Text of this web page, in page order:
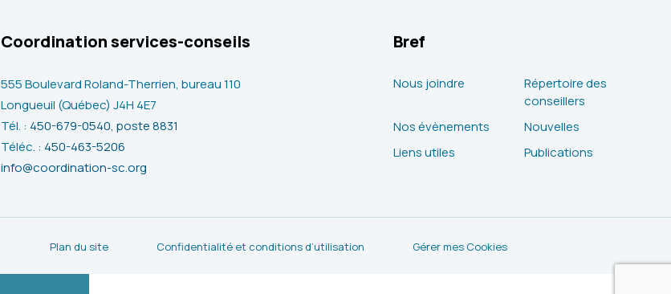
Coordination services-conseils
555 Boulevard Roland-Therrien, bureau 110
Longueuil (Québec) J4H 4E7
Tél. : 450-679-0540, poste 8831
Téléc. : 450-463-5206
info@coordination-sc.org
Bref
Nous joindre
Répertoire des
conseillers
Nos évènements
Nouvelles
Liens utiles
Publications
Plan du site Confidentialité et conditions d’utilisation Gérer mes Cookies